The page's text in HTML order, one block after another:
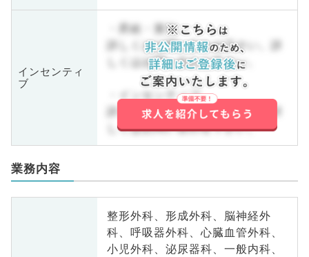
インセンティ
ブ
・昇給・賞与
詳しくはお問い合わせ下さい。詳
しくはお問い合わせ下さい。
・インセンティブ
詳しくはお問い合わせ下さい。詳
しくはお問い合わせ下さい。
業務内容
整形外科、形成外科、脳神経外
科、呼吸器外科、心臓血管外科、
小児外科、泌尿器科、一般内科、